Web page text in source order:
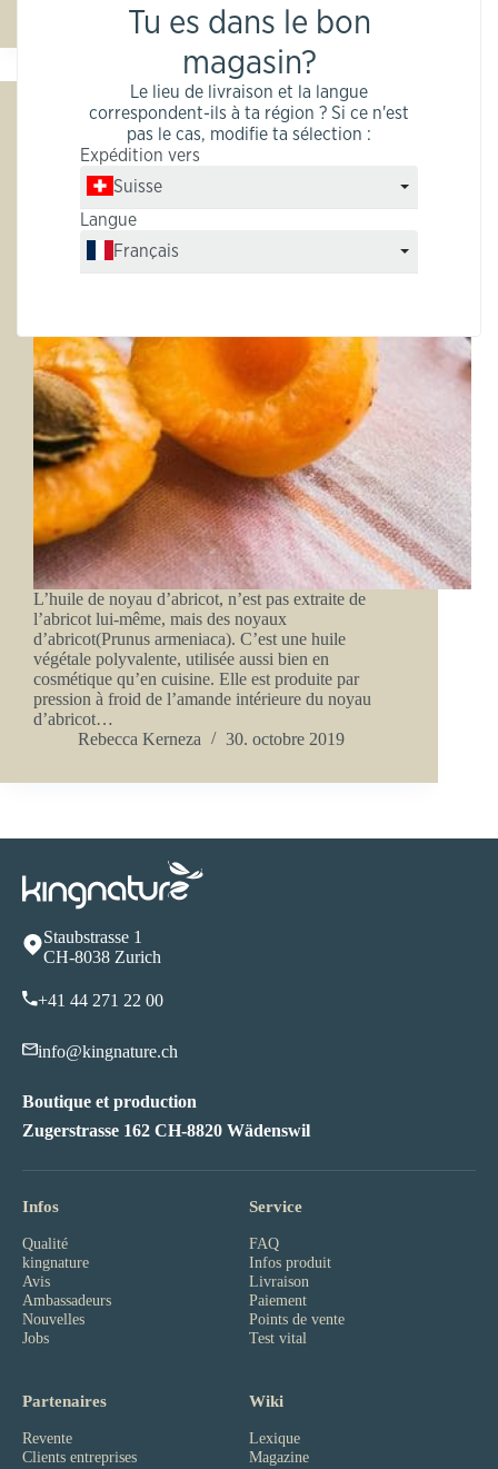
Huile de noyau d’abricot
L’huile de noyau d’abricot, n’est pas extraite de
l’abricot lui-même, mais des noyaux
d’abricot(Prunus armeniaca). C’est une huile
végétale polyvalente, utilisée aussi bien en
cosmétique qu’en cuisine. Elle est produite par
pression à froid de l’amande intérieure du noyau
d’abricot…
Rebecca Kerneza
30. octobre 2019
Staubstrasse 1
CH-8038 Zurich
+41 44 271 22 00
info@kingnature.ch
Boutique et production
Zugerstrasse 162 CH-8820 Wädenswil
Infos
Qualité
kingnature
Avis
Ambassadeurs
Nouvelles
Jobs
Service
FAQ
Infos produit
Livraison
Paiement
Points de vente
Test vital
Partenaires
Revente
Clients entreprises
Wiki
Lexique
Magazine
Tu es dans le bon
magasin?
Le lieu de livraison et la langue
correspondent-ils à ta région ? Si ce n'est
pas le cas, modifie ta sélection :
Expédition vers
Suisse
Langue
Français